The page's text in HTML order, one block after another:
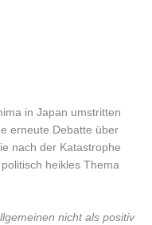
in Japan umstritten
erneute Debatte über
nach der Katastrophe
heikles Thema
nicht als positiv